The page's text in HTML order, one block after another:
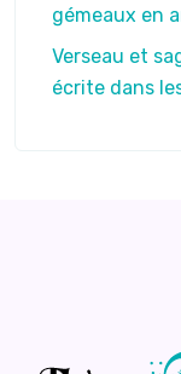
gémeaux en
Verseau et
écrite dans